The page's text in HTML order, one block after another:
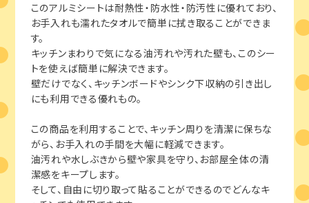
このアルミシートは耐熱性・防水性・防汚性に優れており、
お手入れも濡れたタオルで簡単に拭き取ることができま
す。
キッチンまわりで気になる油汚れや汚れた壁も、このシー
トを使えば簡単に解決できます。
壁だけでなく、キッチンボードやシンク下収納の引き出し
にも利用できる優れもの。
この商品を利用することで、キッチン周りを清潔に保ちな
がら、お手入れの手間を大幅に軽減できます。
油汚れや水しぶきから壁や家具を守り、お部屋全体の清
潔感をキープします。
そして、自由に切り取って貼ることができるのでどんなキ